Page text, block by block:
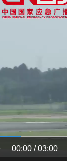
00:00 / 03:00